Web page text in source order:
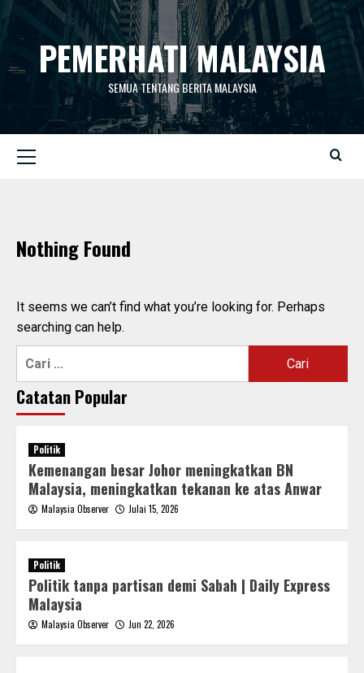
Skip
contentPEMERHATI MALAYSIA
SEMUA TENTANG BERITA MALAYSIA
Menu
Nothing Found
It seems we can’t find what you’re looking for. Perhaps
searching can help.
Cari:
Catatan Popular
Politik
Kemenangan besar Johor meningkatkan BN
Malaysia, meningkatkan tekanan ke atas Anwar
Malaysia Observer Julai 15, 2026
Politik
Politik tanpa partisan demi Sabah | Daily Express
Malaysia
Malaysia Observer Jun 22, 2026